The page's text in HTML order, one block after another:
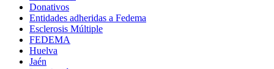
Donativos
Entidades adheridas a Fedema
Esclerosis Múltiple
FEDEMA
Huelva
Jaén